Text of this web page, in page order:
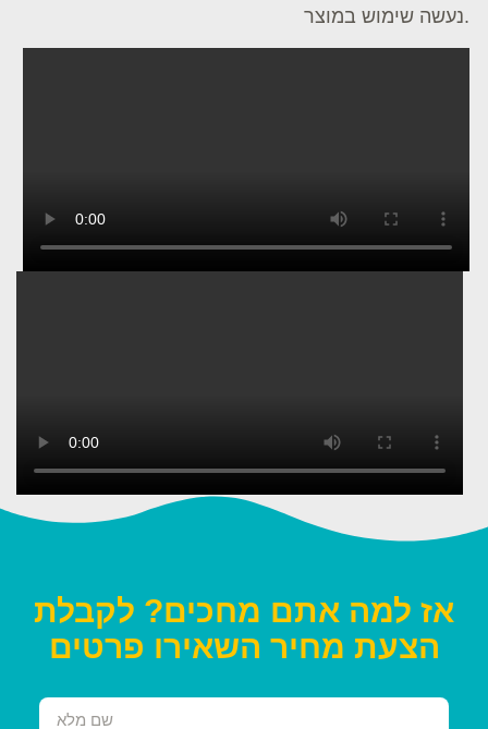
נעשה שימוש במוצר.
אז למה אתם מחכים? לקבלת
הצעת מחיר השאירו פרטים